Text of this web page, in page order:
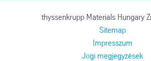
thyssenkrupp Materials Hungary
Sitemap
Impresszum
Jogi megjegyzések